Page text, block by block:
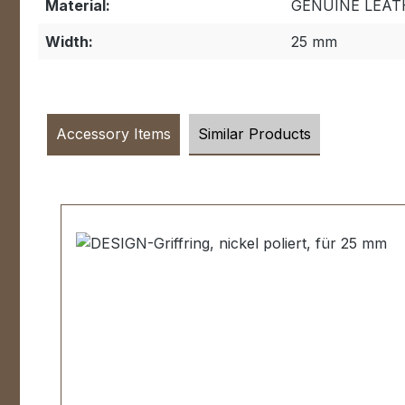
Material:
GENUINE
Width:
25 mm
Accessory Items Similar Products